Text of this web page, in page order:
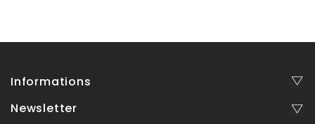
Informations
Newsletter